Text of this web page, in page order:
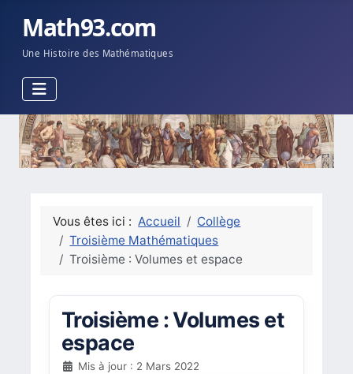
Math93.com
Une Histoire des Mathématiques
Vous êtes ici : Accueil
Collège
Troisième Mathématiques
Troisième : Volumes et espace
Troisième : Volumes et
espace
Mis à jour : 2 Mars 2022